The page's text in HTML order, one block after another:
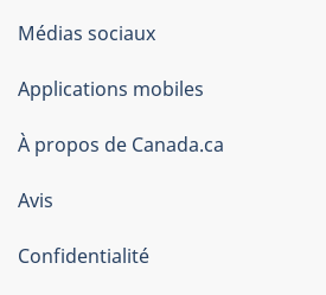
Organisation
du
gouvernement
du
Canada
Médias sociaux
Applications mobiles
À propos de Canada.ca
Avis
Confidentialité